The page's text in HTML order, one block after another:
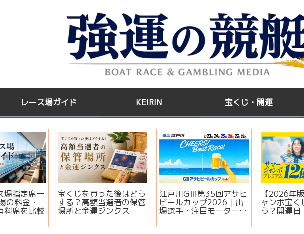
レース場ガイド KEIRIN 宝くじ・開運
宝くじを買った後はどう
する？高額当選者の保管
場所と金運ジンクス
江戸川GⅢ第35回アサヒ
ビールカップ2026｜出
場選手・注目モーター・
【2026年版】サマージ
ャンボ宝くじはいつ買
う？開運日・買い方・連
説